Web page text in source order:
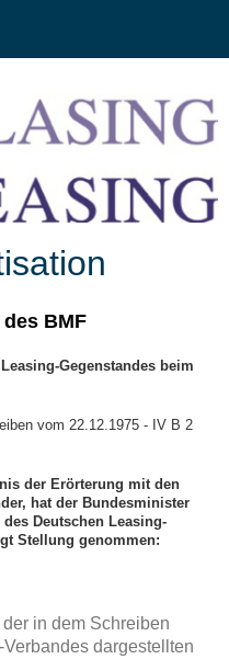
BMF
Gegenstandes beim
vom 22.12.1975 - IV B 2
der Erörterung mit den
hat der Bundesminister
Deutschen Leasing-
Stellung genommen:
in dem Schreiben
dargestellten